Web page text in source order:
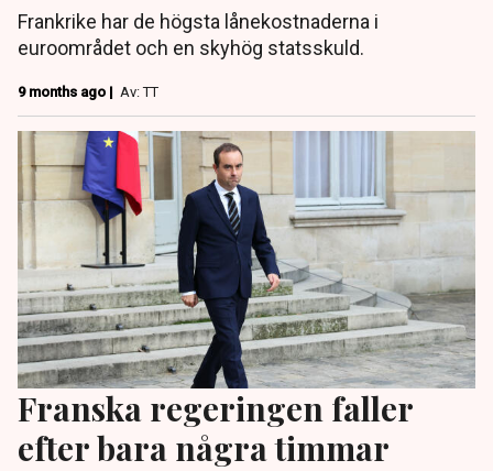
Frankrike har de högsta lånekostnaderna i
euroområdet och en skyhög statsskuld.
9 months ago | Av: TT
Franska regeringen faller
efter bara några timmar